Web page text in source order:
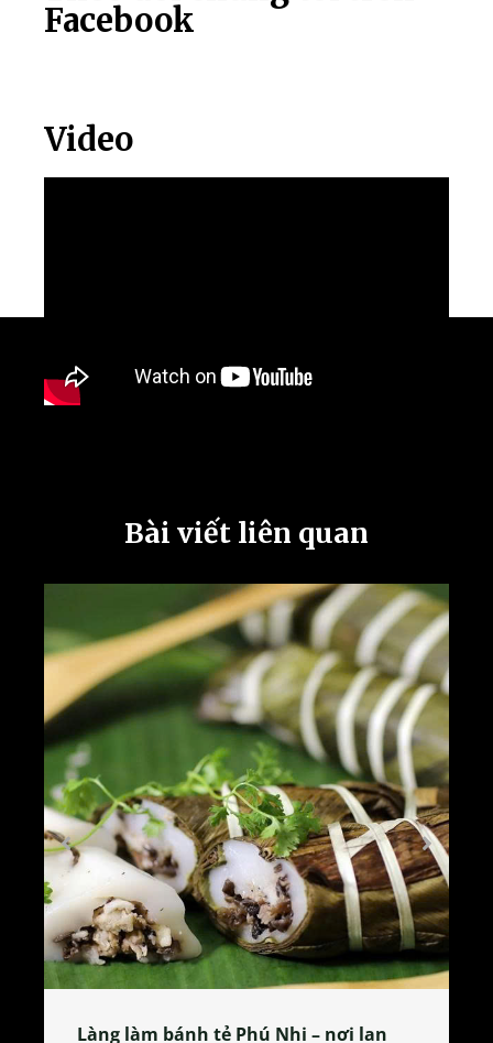
Facebook
Video
Bài viết liên quan
Làng làm bánh tẻ Phú Nhi – nơi lan